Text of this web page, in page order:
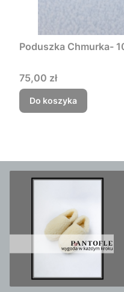
Poduszka Chmurka-
Cena
75,00 zł
Do koszyka